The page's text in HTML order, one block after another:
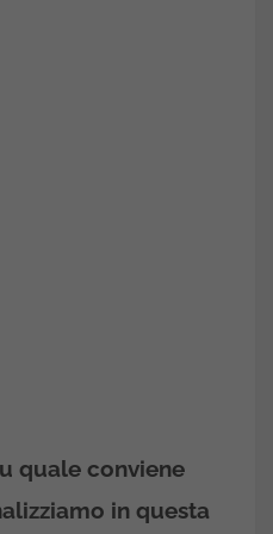
quale conviene
in questa